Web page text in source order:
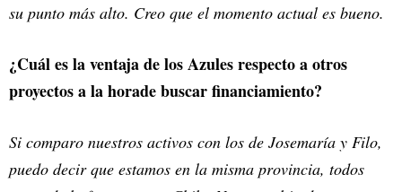
su punto más alto. Creo que el momento actual es bueno.
¿Cuál es la ventaja de los Azules respecto a otros
proyectos a la horade buscar financiamiento?
Si comparo nuestros activos con los de Josemaría y Filo,
puedo decir que estamos en la misma provincia, todos